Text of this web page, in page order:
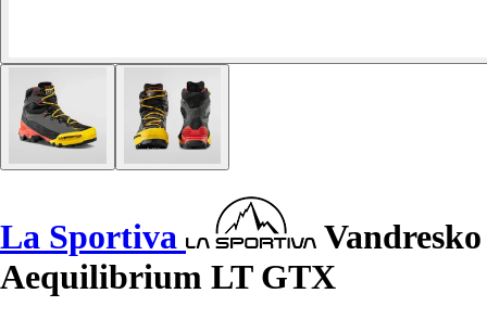
La Sportiva
Vandresko
Aequilibrium LT GTX